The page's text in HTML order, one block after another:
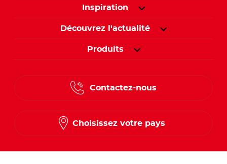
Inspiration
Découvrez l'actualité
Produits
Contactez-nous
Choisissez votre pays